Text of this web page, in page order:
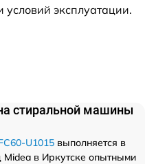
эксплуатации.
стиральной машины
U1015 выполняется в
в Иркутске опытными